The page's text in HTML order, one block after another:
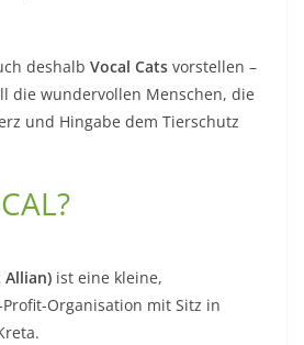
deshalb Vocal Cats vorstellen –
die wundervollen Menschen, die
und Hingabe dem Tierschutz
Allian) ist eine kleine,
Organisation mit Sitz in